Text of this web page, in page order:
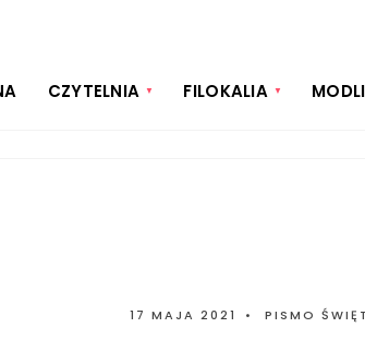
CZYTELNIA FILOKALIA
17 MAJA 2021 • PISMO